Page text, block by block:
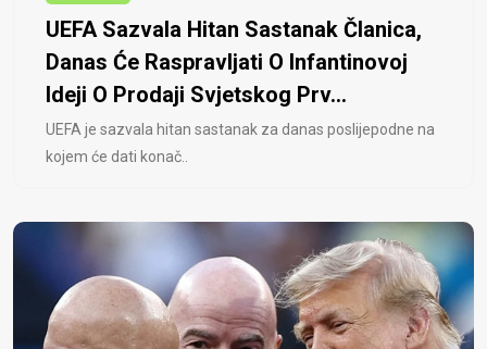
UEFA Sazvala Hitan Sastanak Članica,
Danas Će Raspravljati O Infantinovoj
Ideji O Prodaji Svjetskog Prv...
UEFA je sazvala hitan sastanak za danas poslijepodne na
kojem će dati konač..